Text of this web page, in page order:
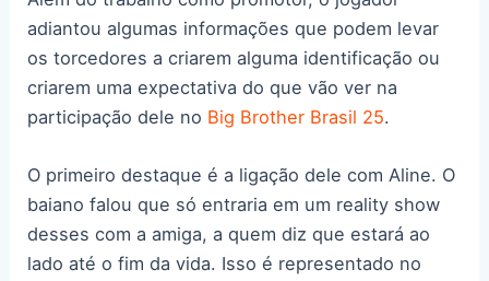
adiantou algumas informações que podem levar
os torcedores a criarem alguma identificação ou
criarem uma expectativa do que vão ver na
participação dele no Big Brother Brasil 25.
O primeiro destaque é a ligação dele com Aline. O
baiano falou que só entraria em um reality show
desses com a amiga, a quem diz que estará ao
lado até o fim da vida. Isso é representado no